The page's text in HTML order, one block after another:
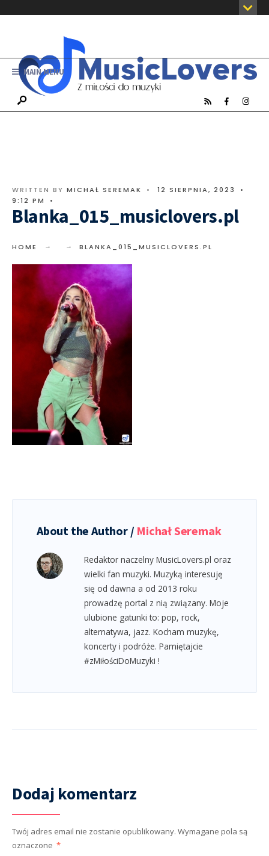
MAIN MENU
WRITTEN BY MICHAŁ SEREMAK • 12 SIERPNIA, 2023
•
9:12 PM
•
Blanka_015_musiclovers.pl
HOME BLANKA_015_MUSICLOVERS.PL
About the Author / Michał Seremak
Redaktor naczelny MusicLovers.pl oraz
wielki fan muzyki. Muzyką interesuję
się od dawna a od 2013 roku
prowadzę portal z nią związany. Moje
ulubione gatunki to: pop, rock,
alternatywa, jazz. Kocham muzykę,
koncerty i podróże. Pamiętajcie
#zMiłościDoMuzyki !
Dodaj komentarz
Twój adres email nie zostanie opublikowany. Wymagane pola są
oznaczone *